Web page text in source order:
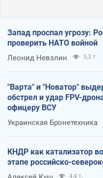
Запад проспал угрозу:
проверить НАТО войной
Леонид Невзлин 5,3 т.
"Варта" и "Новатор"
обстрел и удар FPV-
офицеру ВСУ
Украинская Бронетехника
КНДР как катализатор
этапе российско-
4,4 т.